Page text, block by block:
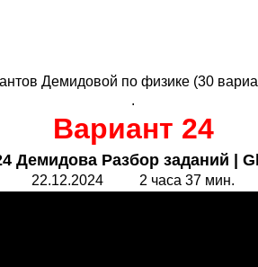
Демидовой по физике (30
.
Вариант 24
Демидова Разбор заданий |
22.12.2024 2 часа 37 мин.